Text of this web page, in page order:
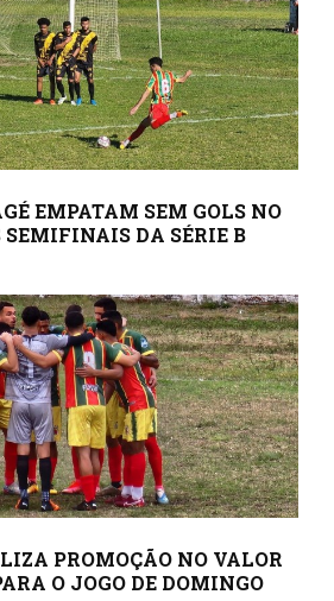
EMPATAM SEM GOLS NO
SEMIFINAIS DA SÉRIE B
PROMOÇÃO NO VALOR
O JOGO DE DOMINGO